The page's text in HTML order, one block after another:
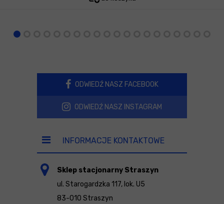
ODWIEDŹ NASZ FACEBOOK
ODWIEDŹ NASZ INSTAGRAM
INFORMACJE KONTAKTOWE
Sklep stacjonarny Straszyn
ul. Starogardzka 117, lok. U5
83-010 Straszyn